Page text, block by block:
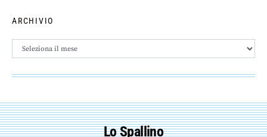
ARCHIVIO
Archivio
Lo Spallino